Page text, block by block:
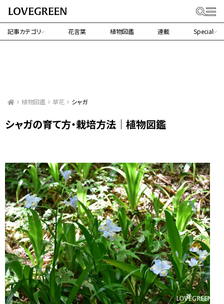
記事カテゴリ 花言葉 植物図鑑 連載 Special
植物図鑑 草花 シャガ
シャガの育て方・栽培方法｜植物図鑑